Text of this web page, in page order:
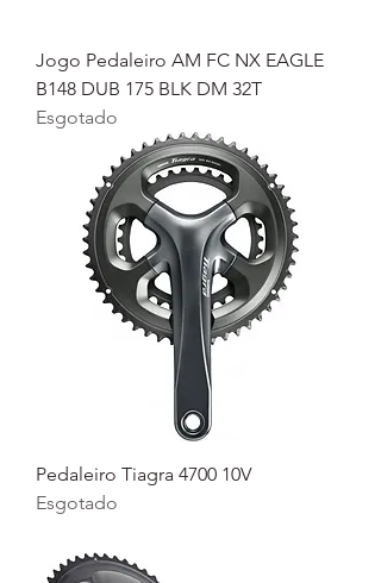
Jogo Pedaleiro AM FC NX EAGLE
B148 DUB 175 BLK DM 32T
Esgotado
Pedaleiro Tiagra 4700 10V
Esgotado